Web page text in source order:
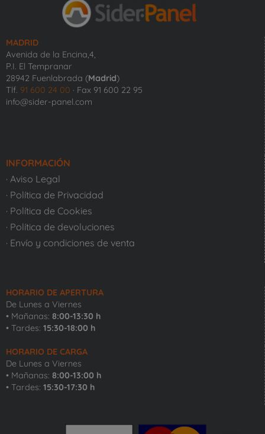
MADRID
Avenida de la Encina,4,
P.I. El Tempranar
28942 Fuenlabrada (Madrid)
Tlf. 91 600 24 00 · Fax 91 600 22 95
info@sider-panel.com
INFORMACIÓN
· Aviso Legal
· Política de Privacidad
· Política de Cookies
· Política de devoluciones
· Envío y condiciones de venta
HORARIO DE APERTURA
De Lunes a Viernes
• Mañanas: 8:00-13:30 h
• Tardes: 15:30-18:00 h
HORARIO DE CARGA
De Lunes a Viernes
• Mañanas: 8:00-13:00 h
• Tardes: 15:30-17:30 h